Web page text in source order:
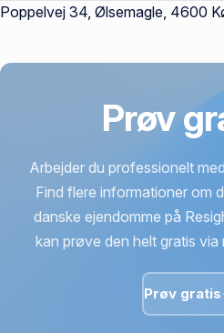
Poppelvej 34, Ølsemagle, 4600
Prøv
Arbejder du professionelt
Find flere informationer om
danske ejendomme på
kan prøve den helt gratis via
Prøv gratis